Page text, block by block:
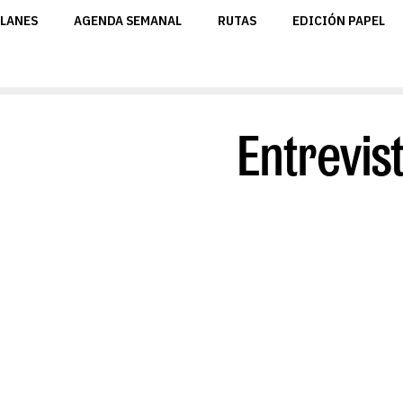
AGENDA SEMANAL RUTAS EDICIÓN PAPEL